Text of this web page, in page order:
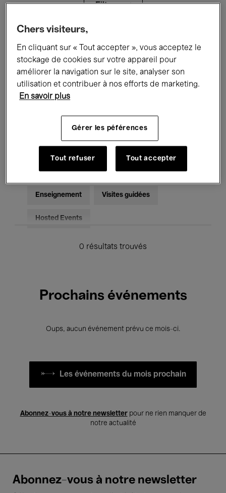
Filtres
Expositions Films Performances
Rencontres & Débats Jazz
Musique électronique
Pour tous Kids’ Palace
Enseignement Visites guidées
Hosted Events
0 résultats trouvés
Prochains événements
Oups, aucun événement prévu ce mois-ci.
Les événements du mois prochain
Abonnez-vous à notre newsletterpour ne rien manquer de
notre actualité
Abonnez-vous à notre newsletter
Chers visiteurs,
En cliquant sur « Tout accepter », vous acceptez le
stockage de cookies sur votre appareil pour
améliorer la navigation sur le site, analyser son
utilisation et contribuer à nos efforts de marketing.
En savoir plus
Gérer les péférences
Tout refuser Tout accepter